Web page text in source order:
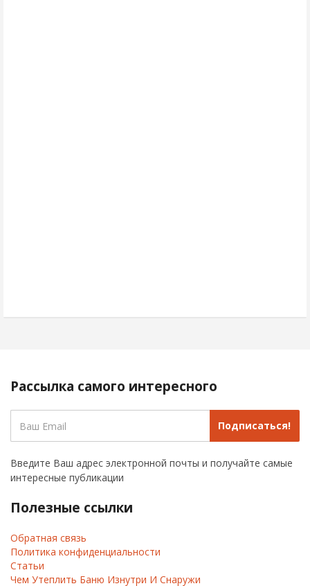
Рассылка самого интересного
Подписаться!
Введите Ваш адрес электронной почты и получайте самые
интересные публикации
Полезные ссылки
Обратная связь
Политика конфиденциальности
Статьи
Чем Утеплить Баню Изнутри И Снаружи